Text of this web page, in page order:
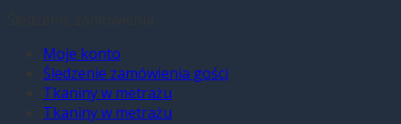
Moje konto
Śledzenie zamówienia gości
Tkaniny w metrażu
Tkaniny w metrażu